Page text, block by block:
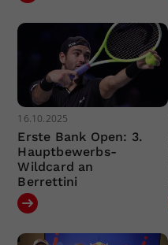
16.10.2025
Erste Bank Open: 3.
Hauptbewerbs-
Wildcard an
Berrettini